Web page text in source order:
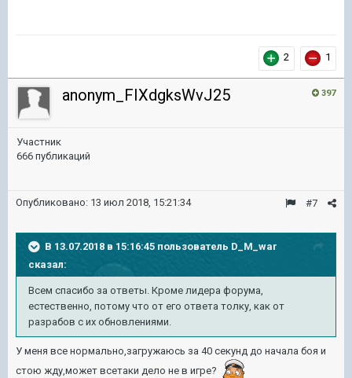
2 1
397
anonym_FIXdgksWvJ25
Участник
666 публикаций
#7
Опубликовано: 13 июл 2018, 15:21:34
В 13.07.2018 в 15:16:45 пользователь D_M_war
сказал:
Всем спасибо за ответы. Кроме лидера форума,
естественно, потому что от его ответа толку, как от
разрабов с их обновлениями.
У меня все нормально,загружаюсь за 40 секунд до начала боя и
стою жду,может всетаки дело не в игре?